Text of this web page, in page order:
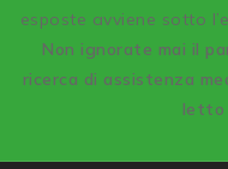
esposte avviene sotto
Non ignorate mai il
ricerca di assistenza
letto